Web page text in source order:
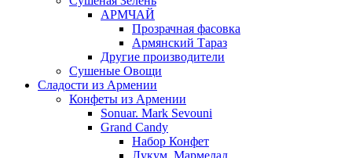
АРМЧАЙ
Прозрачная фасовка
Армянский Тараз
Другие производители
Сушеные Овощи
Сладости из Армении
Конфеты из Армении
Sonuar. Mark Sevouni
Grand Candy
Набор Конфет
Лукум. Мармелад